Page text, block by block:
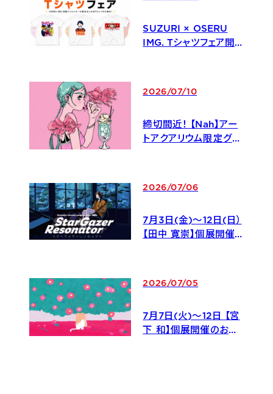
SUZURI × OSERU
IMG. Tシャツフェア開
2026/07/10
締切間近！ 【Nah】アー
トアクアリウム限定グッ
2026/07/06
7月3日(金)〜12日(日）
【田中 寛崇】個展開催の
2026/07/05
7月7日(火)〜12日 【宮
下 和】個展開催のお知